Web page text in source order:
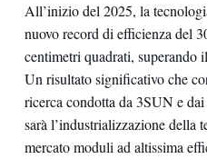
All’inizio del 2025, la
nuovo record di efficienza del
centimetri quadrati, superando
Un risultato significativo che
ricerca condotta da 3SUN e
sarà l’industrializzazione della
mercato moduli ad altissima